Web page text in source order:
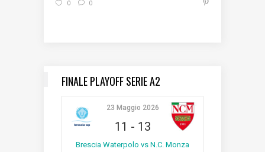
0
0
FINALE PLAYOFF SERIE A2
23 Maggio 2026
11 - 13
Brescia Waterpolo vs N.C. Monza